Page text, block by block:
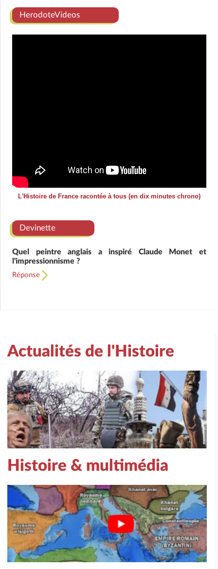
HerodoteVideos
L'Histoire de France racontée à tous (en dix minutes chrono)
Devinette
Quel peintre anglais a inspiré Claude Monet et
l'impressionnisme ?
Réponse
Actualités de l'Histoire
Histoire & multimédia